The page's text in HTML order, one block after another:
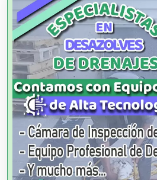
Agencias de Autos
Agencias de Cobranza
Agencias de Colocación
Agencias de Modelos